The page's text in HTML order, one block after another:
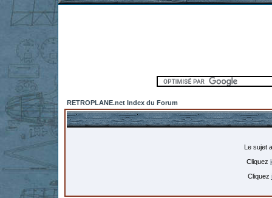
RETROPLANE.net Index du Forum
Le sujet
Cliquez
Cliquez